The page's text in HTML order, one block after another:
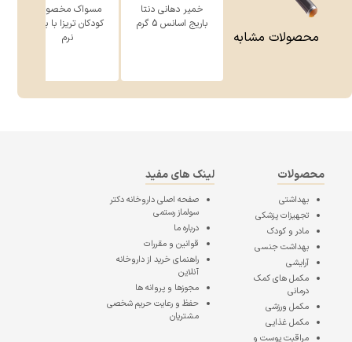
محصولات مشابه
خمیر دهانی دنتا
باریج اسانس 5 گرم
مسواک مخصوص
کودکان تریزا با برس
نرم
محصولات
بهداشتی
تجهیزات پزشکی
مادر و کودک
بهداشت جنسی
آرایشی
مکمل های کمک
درمانی
مکمل ورزشی
مکمل غذایی
مراقبت پوست و
لینک های مفید
صفحه اصلیداروخانه دکتر
سولماز رستمی
درباره ما
قوانین و مقررات
راهنمای خرید از داروخانه
آنلاین
مجوزها و پروانه ها
حفظ و رعایت حریم شخصی
مشتریان